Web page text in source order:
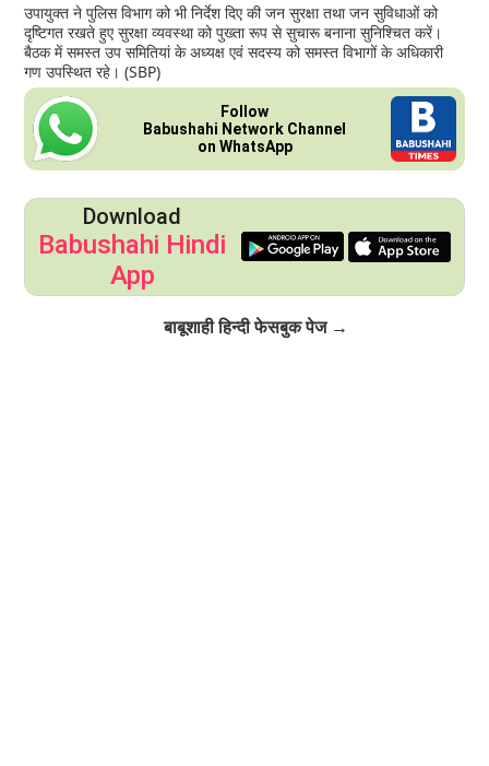
उपायुक्त ने पुलिस विभाग को भी निर्देश दिए की जन सुरक्षा तथा जन सुविधाओं को
दृष्टिगत रखते हुए सुरक्षा व्यवस्था को पुख्ता रूप से सुचारू बनाना सुनिश्चित करें।
बैठक में समस्त उप समितियां के अध्यक्ष एवं सदस्य को समस्त विभागों के अधिकारी
गण उपस्थित रहे। (SBP)
Follow
Babushahi Network Channel
on WhatsApp
Download
Babushahi Hindi
App
बाबूशाही हिन्दी फेसबुक पेज →